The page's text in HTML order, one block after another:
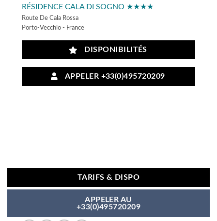
RÉSIDENCE CALA DI SOGNO ★★★★
Route De Cala Rossa
Porto-Vecchio - France
DISPONIBILITÉS
APPELER +33(0)495720209
TARIFS & DISPO
APPELER AU
+33(0)495720209